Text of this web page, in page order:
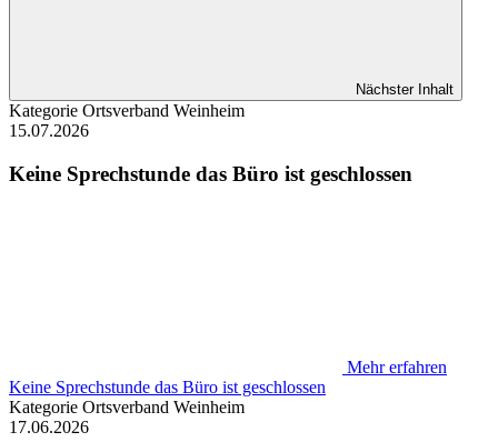
Nächster Inhalt
Kategorie Ortsverband Weinheim
15.07.2026
Keine Sprechstunde das Büro ist geschlossen
Mehr erfahren
Keine Sprechstunde das Büro ist geschlossen
Kategorie Ortsverband Weinheim
17.06.2026